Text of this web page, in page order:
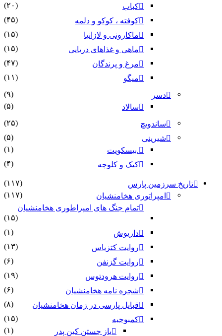
کباب
(۲۰)
کوفته ، کوکو و دلمه
(۴۵)
ماکارونی و لازانیا
(۱۵)
ماهی و غذاهای دریایی
(۱۵)
مرغ و پرندگان
(۴۷)
میگو
(۱۱)
دسر
(۹)
سالاد
(۵)
ساندویچ
(۲۵)
شیرینی
(۵)
.بیسکویت
(۱)
کیک و کلوچه
(۴)
تاریخ سرزمین پارس
(۱۱۷)
امپراتوری هخامنشیان
(۱۱۷)
تمام جنگ های امپراطوری هخامنشیان
(۱۵)
داریوش
(۱)
روایت کتزیاس
(۱۳)
روایت گزنفن
(۶)
روایت هرودتوس
(۱۹)
شجره نامه هخامنشیان
(۶)
قبایل پارسی در زمان هخامنشیان
(۸)
کمبوجیه
(۱۵)
باز جستن کین پدر
(۱)